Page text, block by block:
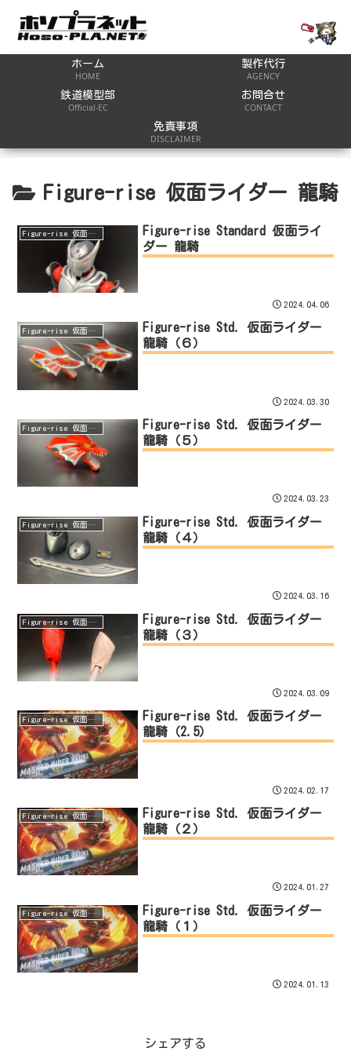
ホーム
HOME
製作代行
AGENCY
鉄道模型部
Official-EC
お問合せ
CONTACT
免責事項
DISCLAIMER
Figure-rise 仮面ライダー 龍騎
Figure-rise 仮面ライダー 龍騎
Figure-rise Standard 仮面ライ
ダー 龍騎
2024.04.06
Figure-rise 仮面ライダー 龍騎
Figure-rise Std. 仮面ライダー
龍騎（６）
2024.03.30
Figure-rise 仮面ライダー 龍騎
Figure-rise Std. 仮面ライダー
龍騎（５）
2024.03.23
Figure-rise 仮面ライダー 龍騎
Figure-rise Std. 仮面ライダー
龍騎（４）
2024.03.16
Figure-rise 仮面ライダー 龍騎
Figure-rise Std. 仮面ライダー
龍騎（３）
2024.03.09
Figure-rise 仮面ライダー 龍騎
Figure-rise Std. 仮面ライダー
龍騎（2.5）
2024.02.17
Figure-rise 仮面ライダー 龍騎
Figure-rise Std. 仮面ライダー
龍騎（２）
2024.01.27
Figure-rise 仮面ライダー 龍騎
Figure-rise Std. 仮面ライダー
龍騎（１）
2024.01.13
シェアする